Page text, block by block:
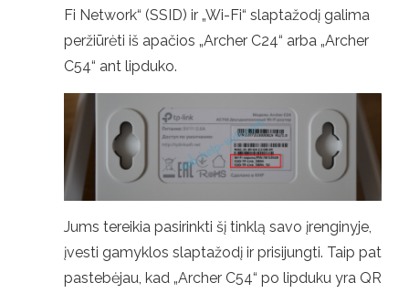
Fi Network“ (SSID) ir „Wi-Fi“ slaptažodį galima
peržiūrėti iš apačios „Archer C24“ arba „Archer
C54“ ant lipduko.
Jums tereikia pasirinkti šį tinklą savo įrenginyje,
įvesti gamyklos slaptažodį ir prisijungti. Taip pat
pastebėjau, kad „Archer C54“ po lipduku yra QR